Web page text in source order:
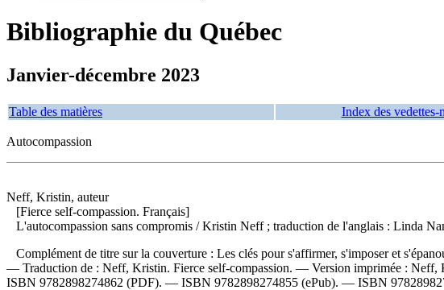
Bibliographie du Québec
Janvier-décembre 2023
Table des matières Index des vedettes-
Autocompassion
Neff, Kristin, auteur
[Fierce self-compassion. Français]
L'autocompassion sans compromis / Kristin Neff ; traduction de l'anglais : Linda
Complément de titre sur la couverture : Les clés pour s'affirmer, s'imposer et
— Traduction de : Neff, Kristin. Fierce self-compassion. — Version imprimée : Neff,
ISBN 9782898274862 (PDF). — ISBN 9782898274855 (ePub). — ISBN